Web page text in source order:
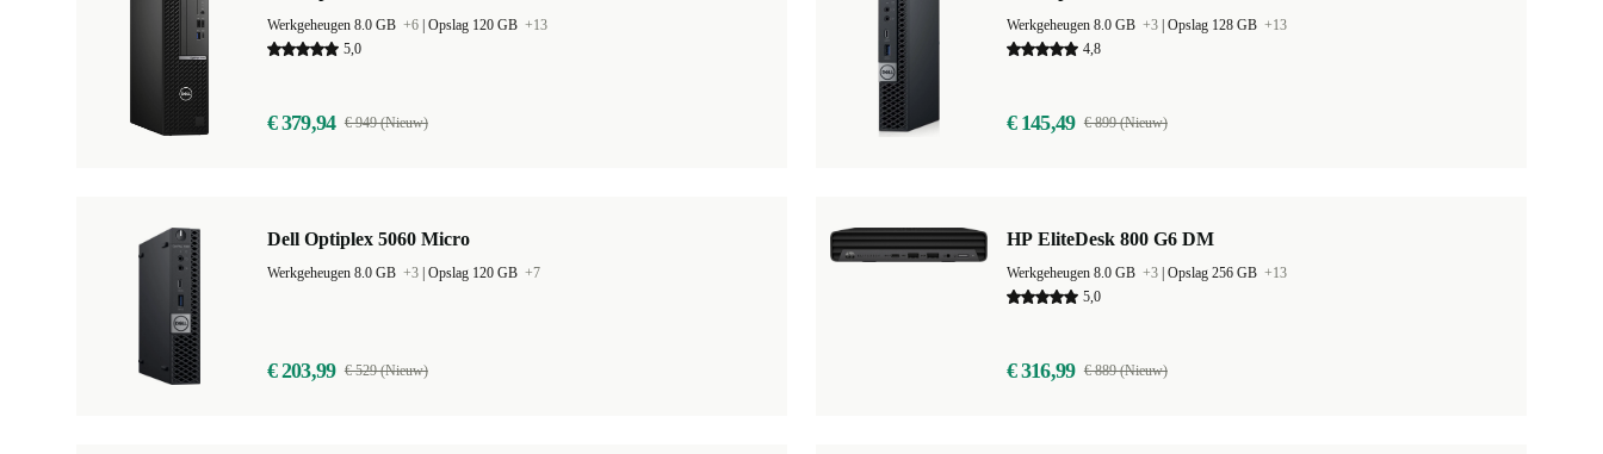
Werkgeheugen 8.0 GB +6 Opslag 120 GB +13
5,0
€ 379,94 € 949 (Nieuw)
Werkgeheugen 8.0 GB +3 Opslag 128 GB +13
4,8
€ 145,49 € 899 (Nieuw)
Dell Optiplex 5060 Micro
Werkgeheugen 8.0 GB +3 Opslag 120 GB +7
€ 203,99 € 529 (Nieuw)
HP EliteDesk 800 G6 DM
Werkgeheugen 8.0 GB +3 Opslag 256 GB +13
5,0
€ 316,99 € 889 (Nieuw)